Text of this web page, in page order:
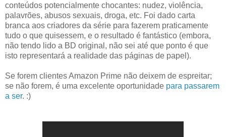
conteúdos potencialmente chocantes: nudez, violência,
palavrões, abusos sexuais, droga, etc. Foi dado carta
branca aos criadores da série para fazerem praticamente
tudo o que quisessem, e o resultado é fantástico (embora,
não tendo lido a BD original, não sei até que ponto é que
isto representará a realidade das páginas de papel).
Se forem clientes Amazon Prime não deixem de espreitar;
se não forem, é uma excelente oportunidade para passarem
a ser. :)